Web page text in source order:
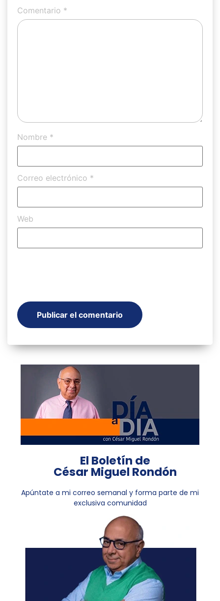
Comentario *
Nombre *
Correo electrónico *
Web
El Boletín de
César Miguel Rondón
Apúntate a mi correo semanal y forma parte de mi
exclusiva comunidad